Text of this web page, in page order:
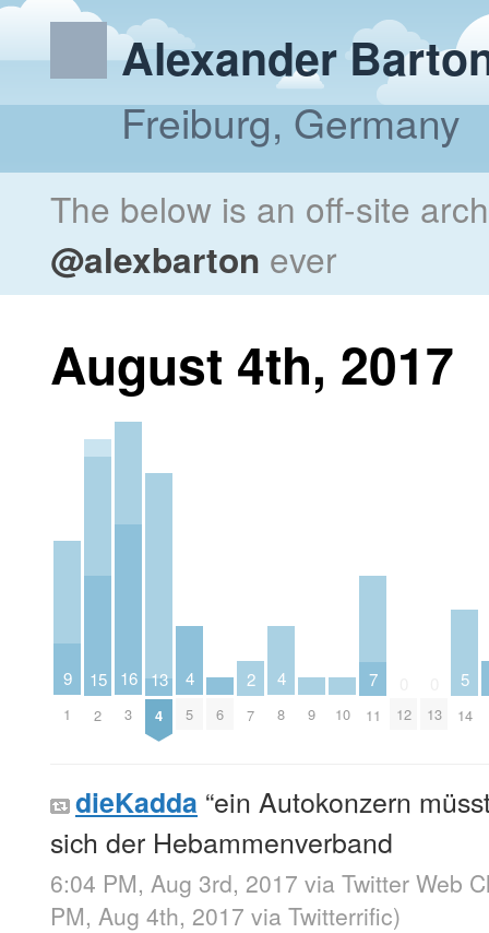
Alexander
Freiburg, Germany
The below is an off-site
@alexbarton ever
August 4th, 2017
9
1
15
2
16
3
13
4
4
5 6
2
7
4
8 9 10
7
11 12 13
5
14
dieKadda “ein Autokonzern
sich der Hebammenverband
6:04 PM, Aug 3rd, 2017 via Twitter Web
PM, Aug 4th, 2017 via Twitterrific)